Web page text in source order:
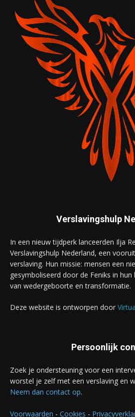
Verslavingshulp
In een nieuw tijdperk lanceerden Ilja
Verslavingshulp Nederland, een
verslaving. Hun missie: mensen een
gesymboliseerd door de Feniks in
van wedergeboorte en transformatie.
Deze website is ontworpen door
Persoonlijk
Zoek je ondersteuning voor een
worstel je zelf met een verslaving en
Neem dan contact op.
Voorwaarden - Cookies -